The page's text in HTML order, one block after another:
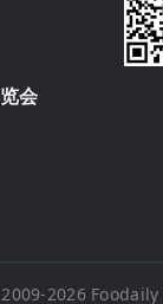
会
2026 Foodaily